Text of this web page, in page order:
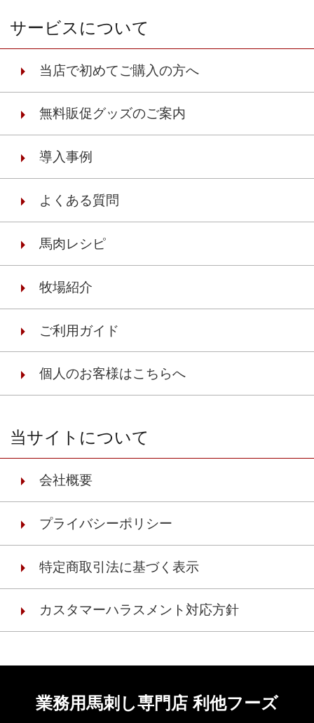
サービスについて
当店で初めてご購入の方へ
無料販促グッズのご案内
導入事例
よくある質問
馬肉レシピ
牧場紹介
ご利用ガイド
個人のお客様はこちらへ
当サイトについて
会社概要
プライバシーポリシー
特定商取引法に基づく表示
カスタマーハラスメント対応方針
業務用馬刺し専門店 利他フーズ